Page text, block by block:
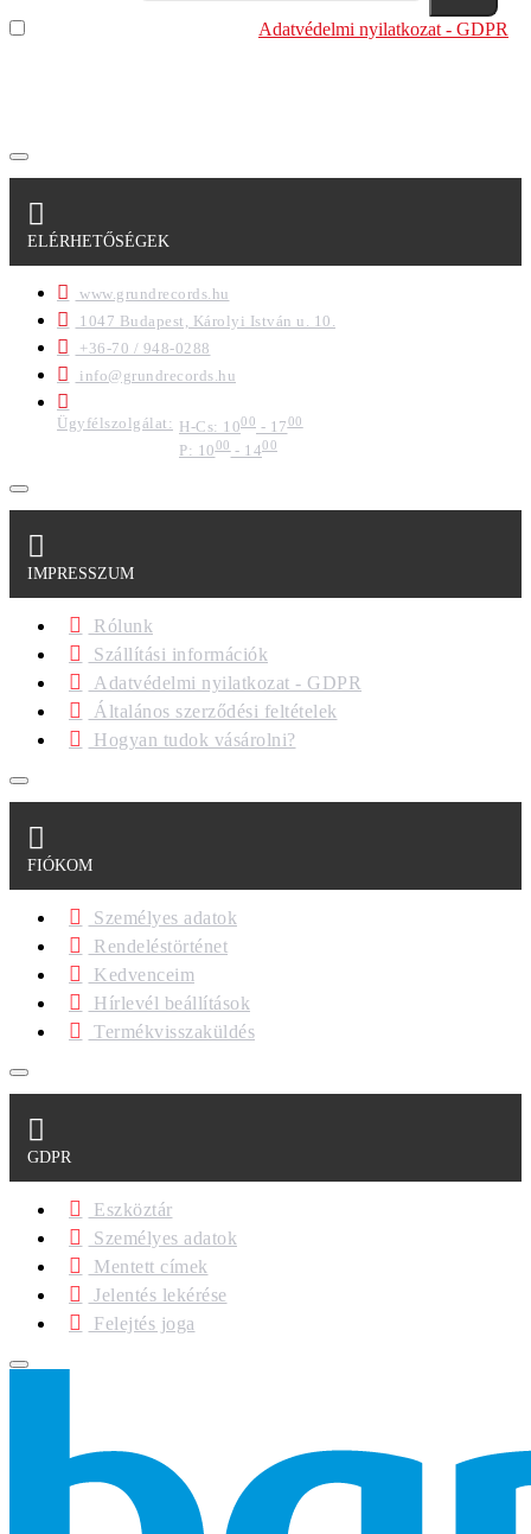
Adatvédelmi nyilatkozat - GDPR
ELÉRHETŐSÉGEK
www.grundrecords.hu
1047 Budapest, Károlyi István u. 10.
+36-70 / 948-0288
info@grundrecords.hu
Ügyfélszolgálat: H-Cs: 1000 - 1700
P: 1000- 1400
IMPRESSZUM
Rólunk
Szállítási információk
Adatvédelmi nyilatkozat - GDPR
Általános szerződési feltételek
Hogyan tudok vásárolni?
FIÓKOM
Személyes adatok
Rendeléstörténet
Kedvenceim
Hírlevél beállítások
Termékvisszaküldés
GDPR
Eszköztár
Személyes adatok
Mentett címek
Jelentés lekérése
Felejtés joga